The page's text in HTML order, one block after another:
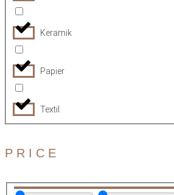
Keramik
Papier
Textil
PRICE